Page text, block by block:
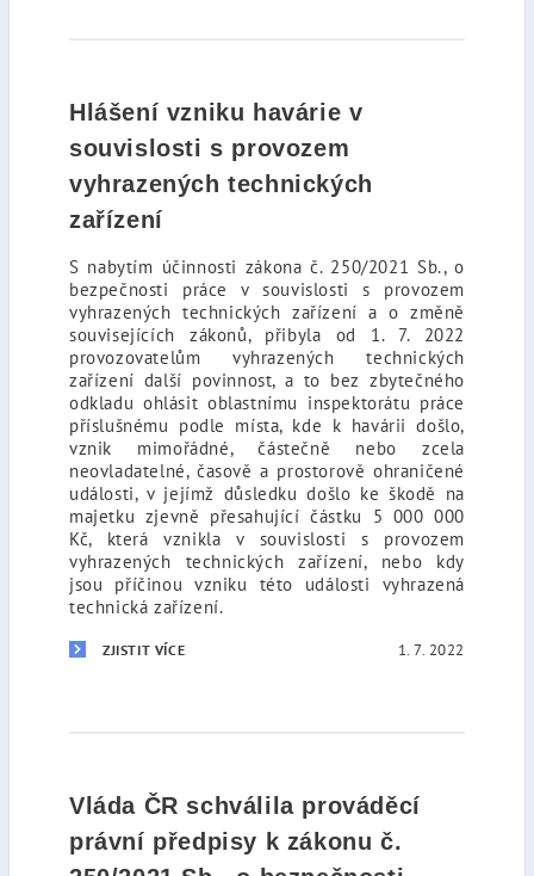
Hlášení vzniku havárie v
souvislosti s provozem
vyhrazených technických
zařízení
S nabytím účinnosti zákona č. 250/2021 Sb., o
bezpečnosti práce v souvislosti s provozem
vyhrazených technických zařízení a o změně
souvisejících zákonů, přibyla od 1. 7. 2022
provozovatelům vyhrazených technických
zařízení další povinnost, a to bez zbytečného
odkladu ohlásit oblastnímu inspektorátu práce
příslušnému podle místa, kde k havárii došlo,
vznik mimořádné, částečně nebo zcela
neovladatelné, časově a prostorově ohraničené
události, v jejímž důsledku došlo ke škodě na
majetku zjevně přesahující částku 5 000 000
Kč, která vznikla v souvislosti s provozem
vyhrazených technických zařízení, nebo kdy
jsou příčinou vzniku této události vyhrazená
technická zařízení.
ZJISTIT VÍCE 1. 7. 2022
Vláda ČR schválila prováděcí
právní předpisy k zákonu č.